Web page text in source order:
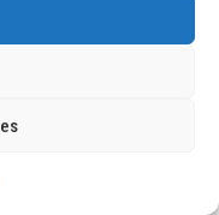
2026
scooter cuesta